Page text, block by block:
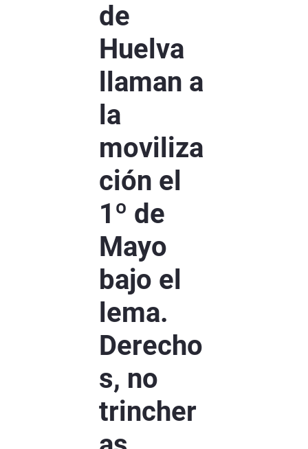
de
Huelva
llaman a
la
moviliza
ción el
1º de
Mayo
bajo el
lema.
Derecho
s, no
trincher